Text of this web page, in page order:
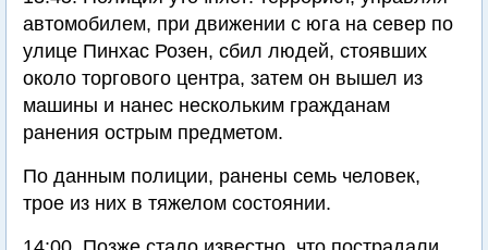
автомобилем, при движении с юга на север по
улице Пинхас Розен, сбил людей, стоявших
около торгового центра, затем он вышел из
машины и нанес нескольким гражданам
ранения острым предметом.
По данным полиции, ранены семь человек,
трое из них в тяжелом состоянии.